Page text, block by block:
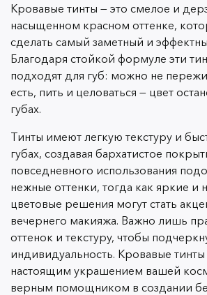
Кровавые тинты — это смелое и
насыщенном красном оттенке,
сделать самый заметный и
Благодаря стойкой формуле эти
подходят для губ: можно не
есть, пить и целоваться — цвет
губах.
Тинты имеют легкую текстуру и
губах, создавая бархатистое
повседневного использования
нежные оттенки, тогда как яркие и
цветовые решения могут стать
вечернего макияжа. Важно лишь
оттенок и текстуру, чтобы
индивидуальность. Кровавые тинты
настоящим украшением вашей
верным помощником в создании